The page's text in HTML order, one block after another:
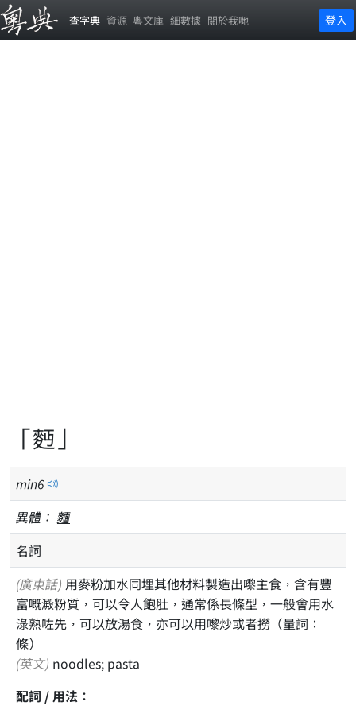
查字典 資源 粵文庫 細數據 關於我哋 登入
「麪」
min6
異體： 麵
名詞
(廣東話)
富嘅澱粉質，可以令人飽肚，通常係長條型，一般會用水
淥熟咗先，可以放湯食，亦可以用嚟炒或者撈（量詞：
條）
(英文) noodles; pasta
配詞 / 用法：